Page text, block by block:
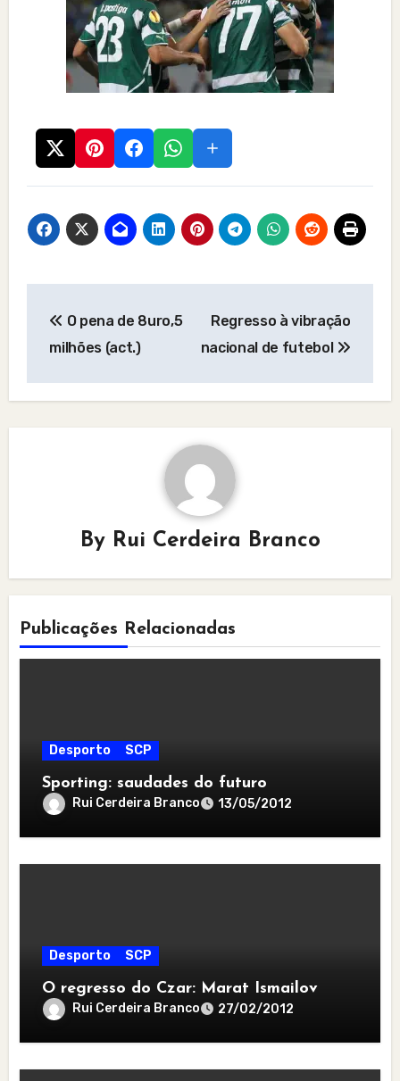
navigation
O pena de 8uro,5
milhões (act.)
Regresso à vibração
nacional de futebol
By Rui Cerdeira Branco
Publicações Relacionadas
Desporto SCP
Sporting: saudades do futuro
Rui Cerdeira Branco 13/05/2012
Desporto SCP
O regresso do Czar: Marat Ismailov
Rui Cerdeira Branco 27/02/2012